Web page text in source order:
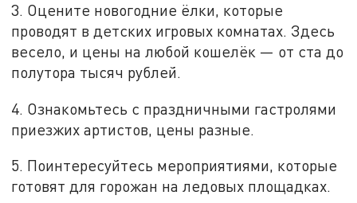
3️. Оцените новогодние ёлки, которые
проводят в детских игровых комнатах. Здесь
весело, и цены на любой кошелёк — от ста до
полутора тысяч рублей.
4️. Ознакомьтесь с праздничными гастролями
приезжих артистов, цены разные.
5️. Поинтересуйтесь мероприятиями, которые
готовят для горожан на ледовых площадках.